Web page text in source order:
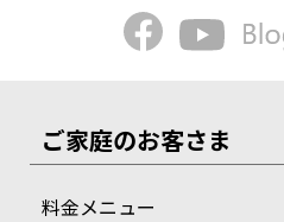
ご家庭のお客さま
料金メニュー